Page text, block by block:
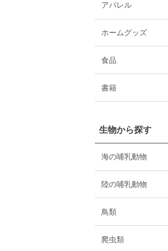
アパレル
ホームグッズ
食品
書籍
生物から探す
海の哺乳動物
陸の哺乳動物
鳥類
爬虫類